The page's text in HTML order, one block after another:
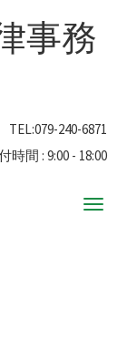
事務
TEL:079-240-6871
時間 : 9:00 - 18:00
ナ